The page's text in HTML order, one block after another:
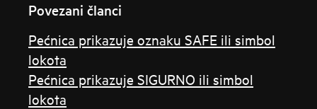
Povezani članci
Pećnica prikazuje oznaku SAFE ili simbol
lokota
Pećnica prikazuje SIGURNO ili simbol
lokota